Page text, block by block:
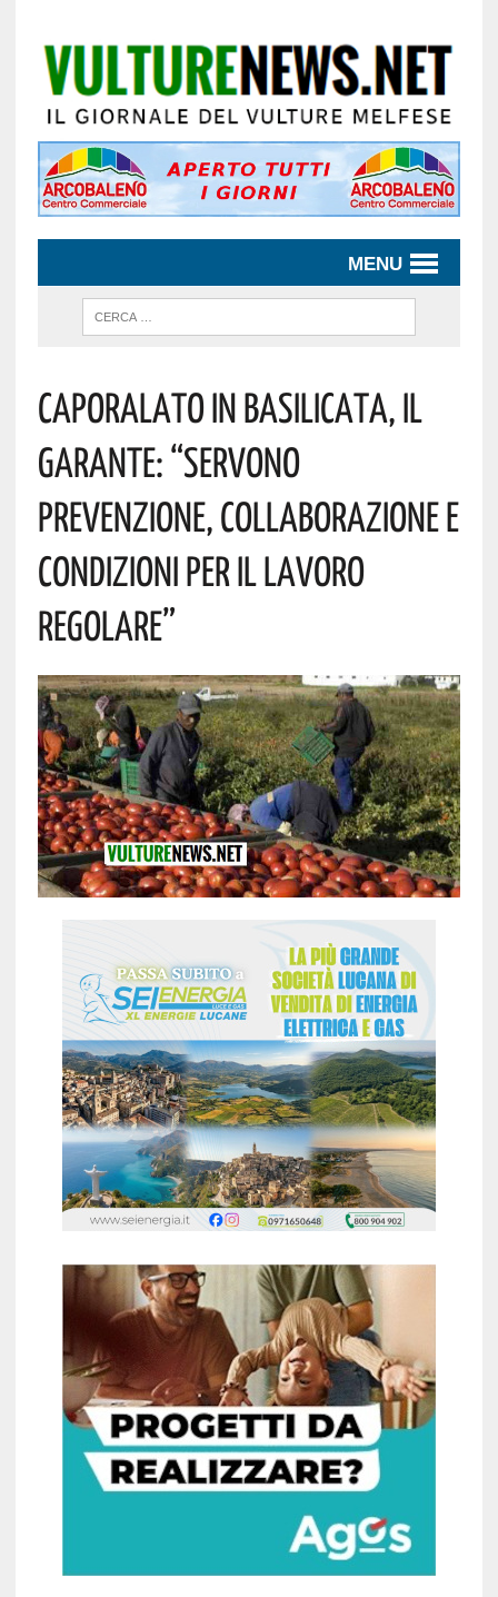
MENU
Caporalato In Basilicata, Il
Garante: “Servono
Prevenzione, Collaborazione E
Condizioni Per Il Lavoro
Regolare”